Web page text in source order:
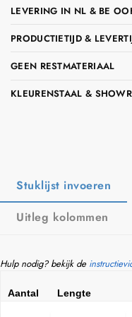
LEVERING IN NL & BE
PRODUCTIETIJD &
GEEN RESTMATERIAAL
KLEURENSTAAL &
Stuklijst invoeren
Uitleg kolommen
Hulp nodig? bekijk de
Aantal Lengte